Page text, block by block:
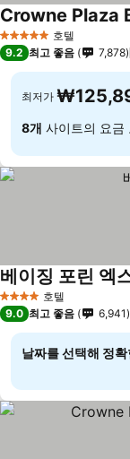
5 성급 호텔
Crowne Plaza
9.2 최고 좋음 7,878
최저가
8개 사이트의 요금
4 성급 호텔
베이징 포린 엑
9.0 최고 좋음 6,941
날짜를 선택해 정